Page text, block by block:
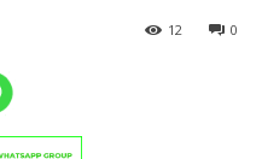
0
12